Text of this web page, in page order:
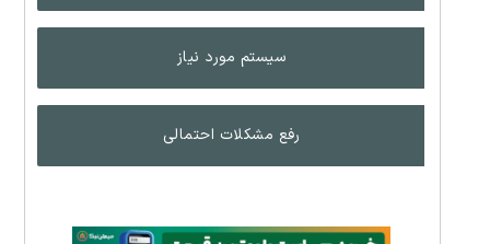
سیستم مورد نیاز
رفع مشکلات احتمالی